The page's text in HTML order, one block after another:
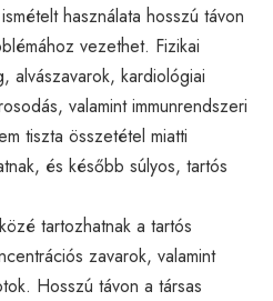
használata hosszú távon
vezethet. Fizikai
alvászavarok, kardiológiai
valamint immunrendszeri
tiszta összetétel miatti
és később súlyos, tartós
tartozhatnak a tartós
zavarok, valamint
Hosszú távon a társas